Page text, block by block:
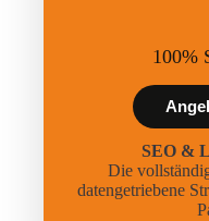
100%
SEO &
Die
datengetriebene